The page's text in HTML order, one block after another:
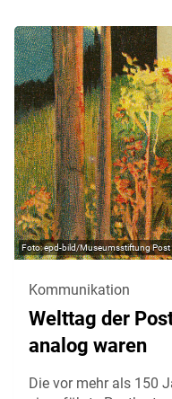
epd-bild/Museumsstiftung
Kommunikation
Welttag der
analog waren
Die vor mehr als 150